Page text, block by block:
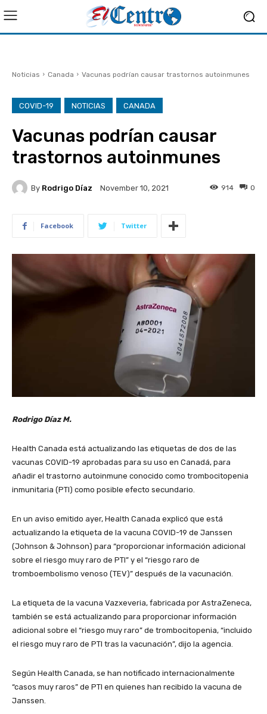
Noticias Canada Vacunas podrían causar trastornos autoinmunes
COVID-19 NOTICIAS CANADA
Vacunas podrían causar
trastornos autoinmunes
By Rodrigo Díaz November 10, 2021 0
914
Facebook Twitter
Rodrigo Díaz M.
Health Canada está actualizando las etiquetas de dos de las
vacunas COVID-19 aprobadas para su uso en Canadá, para
añadir el trastorno autoinmune conocido como trombocitopenia
inmunitaria (PTI) como posible efecto secundario.
En un aviso emitido ayer, Health Canada explicó que está
actualizando la etiqueta de la vacuna COVID-19 de Janssen
(Johnson & Johnson) para “proporcionar información adicional
sobre el riesgo muy raro de PTI” y el “riesgo raro de
tromboembolismo venoso (TEV)” después de la vacunación.
La etiqueta de la vacuna Vazxeveria, fabricada por AstraZeneca,
también se está actualizando para proporcionar información
adicional sobre el “riesgo muy raro” de trombocitopenia, “incluido
el riesgo muy raro de PTI tras la vacunación”, dijo la agencia.
Según Health Canada, se han notificado internacionalmente
“casos muy raros” de PTI en quienes han recibido la vacuna de
Janssen.